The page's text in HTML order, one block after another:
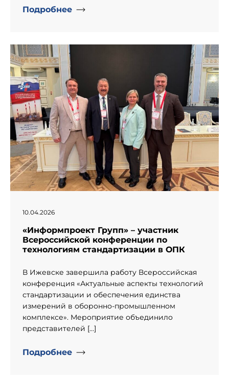
Подробнее
" alt="День рождение компании «Информпроект».">
10.04.2026
«Информпроект Групп» – участник
Всероссийской конференции по
технологиям стандартизации в ОПК
В Ижевске завершила работу Всероссийская
конференция «Актуальные аспекты технологий
стандартизации и обеспечения единства
измерений в оборонно‑промышленном
комплексе». Мероприятие объединило
представителей […]
Подробнее